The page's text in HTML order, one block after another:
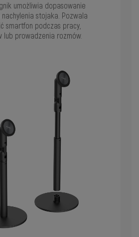
umożliwia dopasowanie
stojaka. Pozwala
smartfon podczas pracy,
lub prowadzenia rozmów.